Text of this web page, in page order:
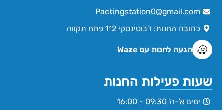
Packingstation0@gmail.com
כתובת החנות: ז'בוטינסקי 112 פתח תקווה
הגעה לחנות עם Waze
שעות פעילות החנות
ימים א'-ה' 09:30 - 16:00